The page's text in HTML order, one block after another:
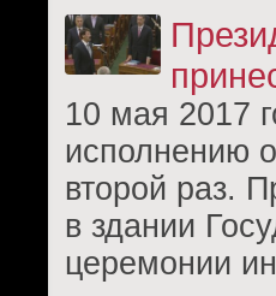
10 мая 2017
исполнению
второй раз.
в здании
церемонии